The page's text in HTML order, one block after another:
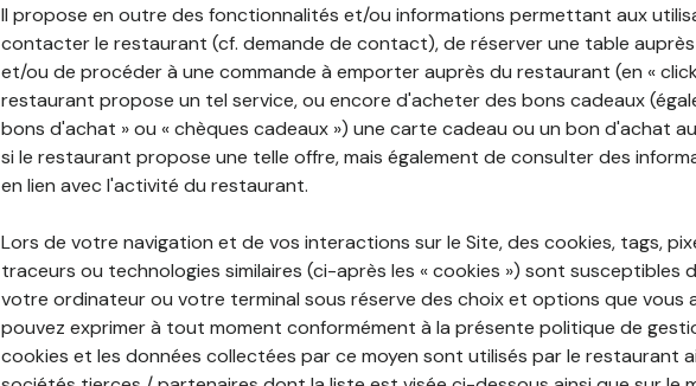
Il propose en outre des fonctionnalités et/ou informations permettant aux
contacter le restaurant (cf. demande de contact), de réserver une table
et/ou de procéder à une commande à emporter auprès du restaurant (en «
restaurant propose un tel service, ou encore d'acheter des bons cadeaux
bons d'achat » ou « chèques cadeaux ») une carte cadeau ou un bon d'achat
si le restaurant propose une telle offre, mais également de consulter des
en lien avec l'activité du restaurant.
Lors de votre navigation et de vos interactions sur le Site, des cookies, tags,
traceurs ou technologies similaires (ci-après les « cookies ») sont susceptibles
votre ordinateur ou votre terminal sous réserve des choix et options que vous
pouvez exprimer à tout moment conformément à la présente politique de
cookies et les données collectées par ce moyen sont utilisés par le restaurant